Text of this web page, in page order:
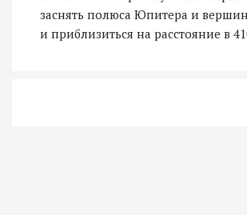
заснять полюса Юпитера и
и приблизиться на расстояние в